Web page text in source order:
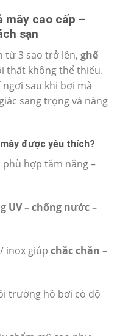
mây cao cấp –
sạn
từ 3 sao trở lên, ghế
thất không thể thiếu.
sau khi bơi mà
sang trọng và nâng
được yêu thích?
phù hợp tắm nắng –
UV – chống nước –
inox giúp chắc chắn –
trường hồ bơi có độ